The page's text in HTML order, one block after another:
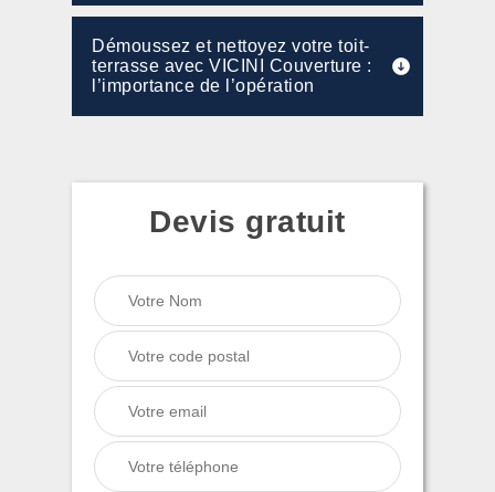
Démoussez et nettoyez votre toit-
terrasse avec VICINI Couverture :
l’importance de l’opération
Devis gratuit